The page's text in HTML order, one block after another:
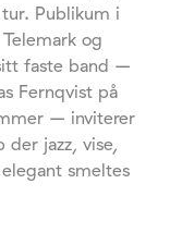
Publikum i
og
faste band –
Fernqvist på
– inviterer
der jazz, vise,
smeltes